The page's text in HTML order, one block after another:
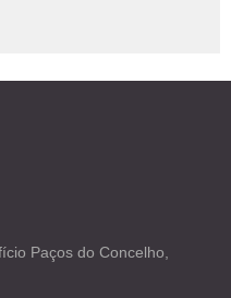
Paços do Concelho,